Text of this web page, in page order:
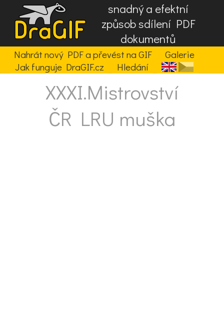
snadný a efektní
způsob sdílení PDF
dokumentů
Nahrát nový PDF a převést na GIF
Galerie
Jak funguje DraGIF.cz
Hledání
XXXI.Mistrovství
ČR LRU muška